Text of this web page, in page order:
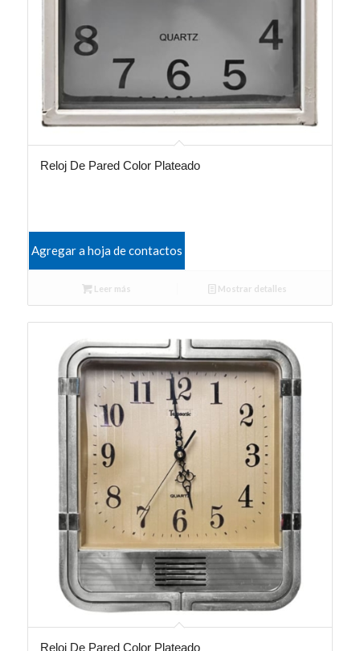
Reloj De Pared Color Plateado
Agregar a hoja de contactos
Leer más Mostrar detalles
Reloj De Pared Color Plateado